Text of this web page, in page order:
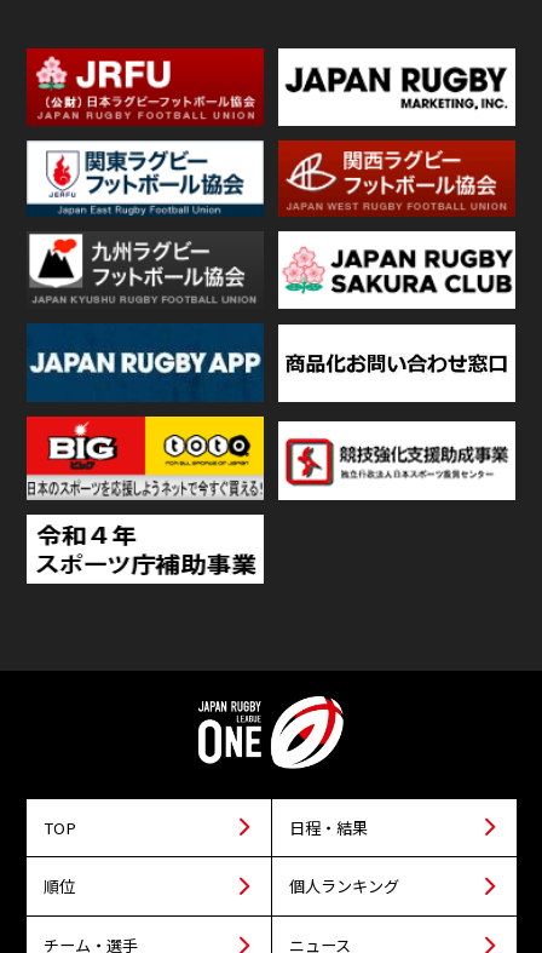
TOP 日程・結果
順位 個人ランキング
チーム・選手 ニュース